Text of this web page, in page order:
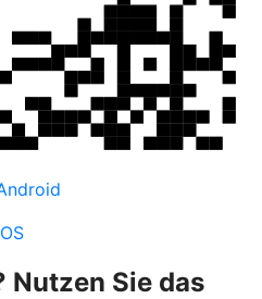
Nutzen Sie das